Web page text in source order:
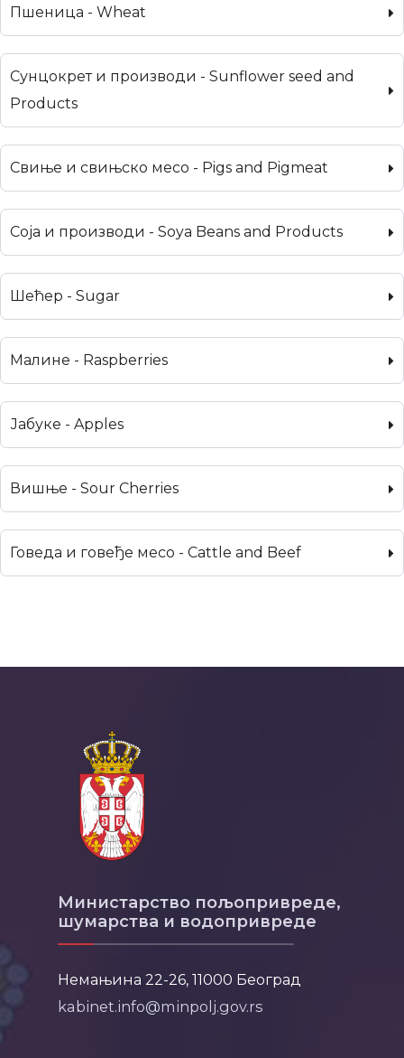
Пшеница - Wheat
Сунцокрет и производи - Sunflower seed and
Products
Свиње и свињско месо - Pigs and Pigmeat
Соја и производи - Soya Beans and Products
Шећер - Sugar
Малине - Raspberries
Јабуке - Apples
Вишње - Sour Cherries
Говеда и говеђе месо - Cattle and Beef
Министарство пољопривреде,
шумарства и водопривреде
Немањина 22-26, 11000 Београд
kabinet.info@minpolj.gov.rs